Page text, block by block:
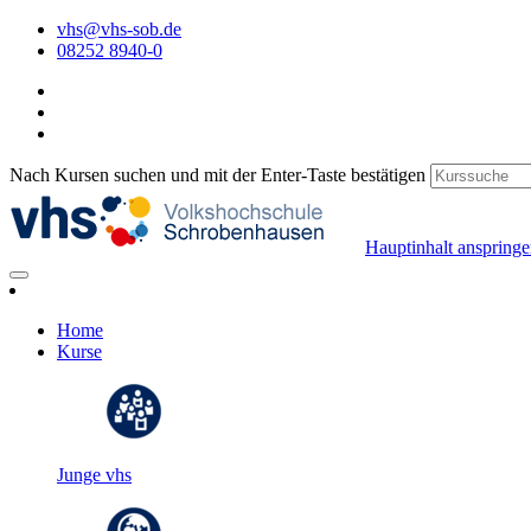
vhs@vhs-sob.de
08252 8940-0
Nach Kursen suchen und mit der Enter-Taste bestätigen
Hauptinhalt
Home
Kurse
Junge vhs